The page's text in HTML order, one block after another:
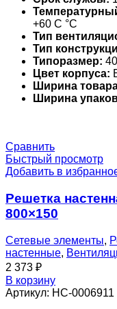
+60 С °С
Тип
Тип
Типоразмер:
Цвет корпуса:
Ширина
Ширина
Сравнить
Быстрый просмотр
Добавить в
Решетка
800×150
Сетевые элементы,
настенные,
2 373 ₽
В корзину
Артикул: НС-0006911